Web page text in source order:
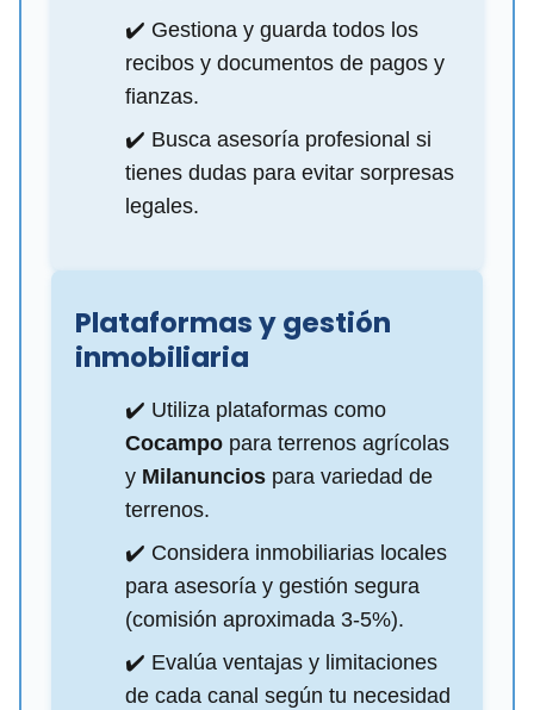
✔️ Gestiona y guarda todos los
recibos y documentos de pagos y
fianzas.
✔️ Busca asesoría profesional si
tienes dudas para evitar sorpresas
legales.
Plataformas y gestión
inmobiliaria
✔️ Utiliza plataformas como
Cocampo para terrenos agrícolas
y Milanuncios para variedad de
terrenos.
✔️ Considera inmobiliarias locales
para asesoría y gestión segura
(comisión aproximada 3-5%).
✔️ Evalúa ventajas y limitaciones
de cada canal según tu necesidad